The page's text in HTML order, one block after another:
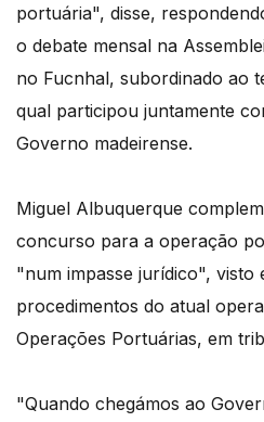
portuária", disse,
o debate mensal na
no Fucnhal, subordinado ao
qual participou juntamente
Governo madeirense.
Miguel Albuquerque
concurso para a operação
"num impasse jurídico", visto
procedimentos do atual
Operações Portuárias, em
"Quando chegámos ao